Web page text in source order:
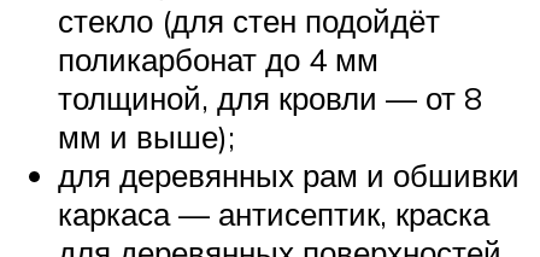
стекло (для стен подойдёт
поликарбонат до 4 мм
толщиной, для кровли — от 8
мм и выше);
для деревянных рам и обшивки
каркаса — антисептик, краска